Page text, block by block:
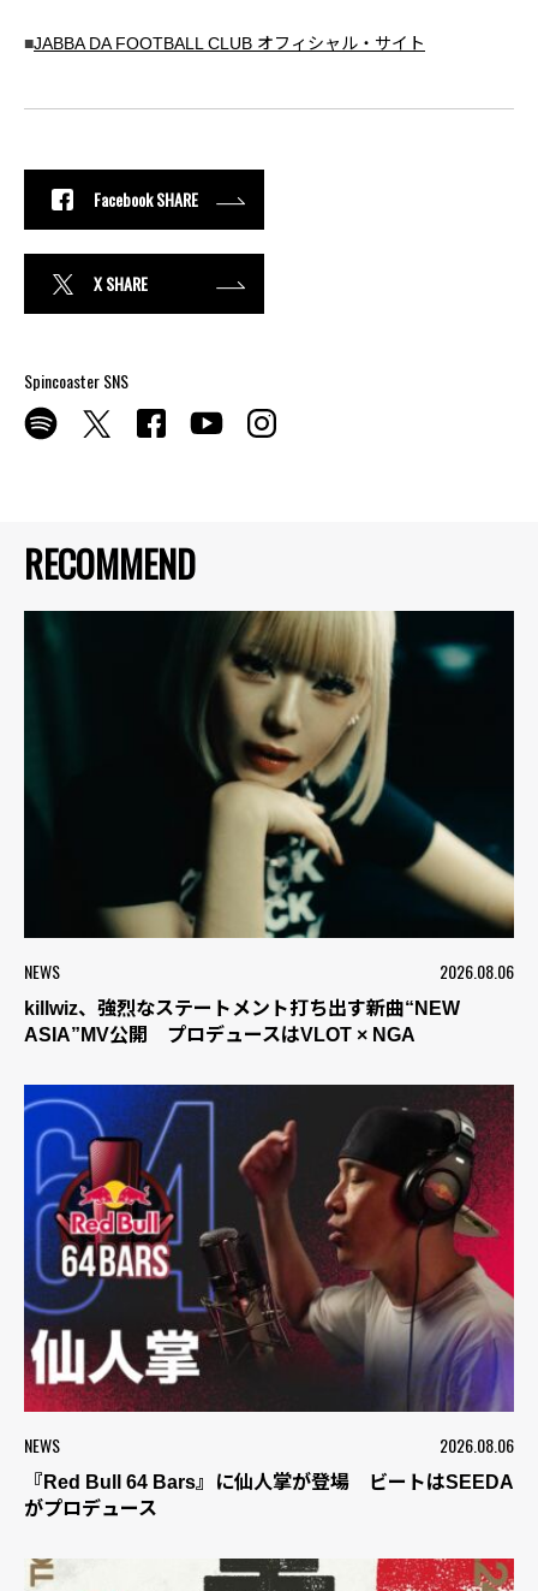
RECOMMEND
NEWS 2026.08.06
killwiz、強烈なステートメント打ち出す新曲“NEW
ASIA”MV公開 プロデュースはVLOT × NGA
NEWS 2026.08.06
『Red Bull 64 Bars』に仙人掌が登場 ビートはSEEDA
がプロデュース
■JABBA DA FOOTBALL CLUB オフィシャル・サイト
Facebook SHARE
X SHARE
Spincoaster SNS